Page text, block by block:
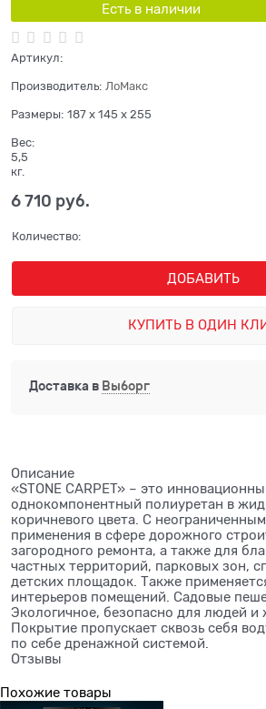
Есть в наличии
Артикул:
Производитель: ЛоМакс
Размеры: 187 x 145 x 255
Вес:
5,5
кг.
6 710 руб.
Количество:
ДОБАВИТЬ
КУПИТЬ В ОДИН
Доставка в Выборг
Описание
«STONE CARPET» – это
однокомпонентный полиуретан в
коричневого цвета. С
применения в сфере дорожного
загородного ремонта, а также для
частных территорий, парковых зон,
детских площадок. Также
интерьеров помещений. Садовые
Экологичное, безопасно для людей и
Покрытие пропускает сквозь себя
по себе дренажной системой.
Отзывы
Похожие товары